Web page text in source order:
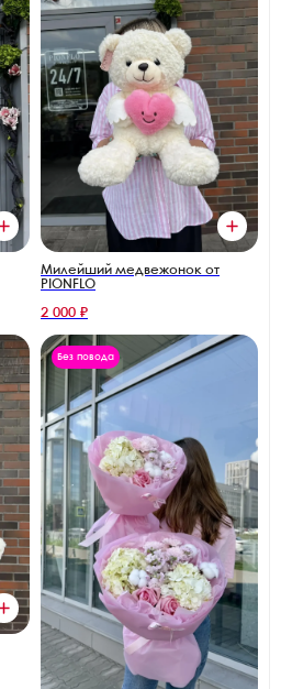
Милейший медвежонок от
PIONFLO
2 000 ₽
Без повода